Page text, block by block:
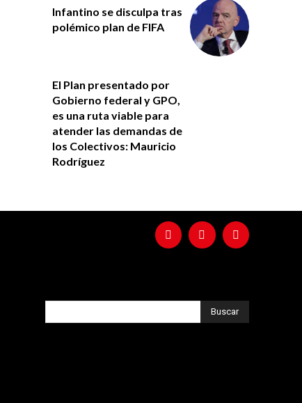
Infantino se disculpa tras
polémico plan de FIFA
El Plan presentado por
Gobierno federal y GPO,
es una ruta viable para
atender las demandas de
los Colectivos: Mauricio
Rodríguez
Buscar